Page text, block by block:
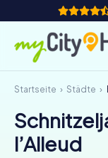
So
Städte
Startseite Städte
l’Alleud